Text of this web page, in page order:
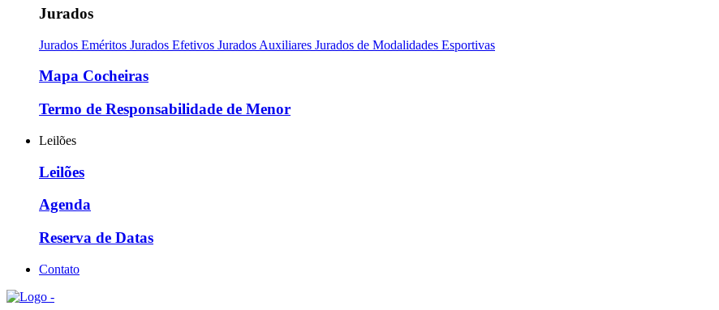
Jurados
Jurados Eméritos Jurados Efetivos Jurados Auxiliares Jurados de Modalidades Esportivas
Mapa Cocheiras
Termo de Responsabilidade de Menor
Leilões
Leilões
Agenda
Reserva de Datas
Contato